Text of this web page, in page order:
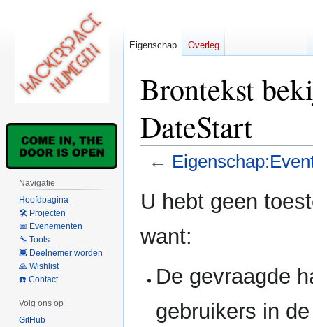
Brontekst
DateStart
←
navigatie
zoeken
U hebt geen
want:
De gevraagde
gebruikers in
Eigenschap Overleg
Navigatie
Hoofdpagina
🛠 Projecten
📅 Evenementen
🔧 Tools
👾 Deelnemer worden
🙏 Wishlist
☎️ Contact
Volg ons op
GitHub